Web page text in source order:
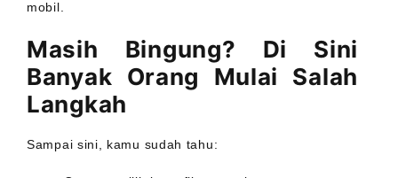
mobil.
Masih Bingung? Di Sini
Banyak Orang Mulai Salah
Langkah
Sampai sini, kamu sudah tahu: